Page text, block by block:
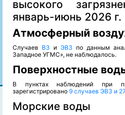
высокого
январь-июнь 2026 г.
Атмосферный
Случаев ВЗ и ЭВЗ по данным
Западное УГМС», не наблюдалось.
Поверхностные
В пунктах наблюдений при
зарегистрировано 9 случаев ЭВЗ и
Морские воды